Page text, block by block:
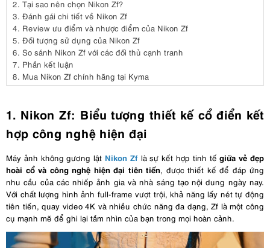
2. Tại sao nên chọn Nikon Zf?
3. Đánh gái chi tiết về Nikon Zf
4. Review ưu điểm và nhược điểm của Nikon Zf
5. Đối tượng sử dụng của Nikon Zf
6. So sánh Nikon Zf với các đối thủ cạnh tranh
7. Phần kết luận
8. Mua Nikon Zf chính hãng tại Kyma
1. Nikon Zf: Biểu tượng thiết kế cổ điển kết
hợp công nghệ hiện đại
Máy ảnh không gương lật Nikon Zflà sự kết hợp tinh tếgiữa vẻ đẹp
hoài cổ và công nghệ hiện đại tiên tiến, được thiết kế để đáp ứng
nhu cầu của các nhiếp ảnh gia và nhà sáng tạo nội dung ngày nay.
Với chất lượng hình ảnh full-frame vượt trội, khả năng lấy nét tự động
tiên tiến, quay video 4K và nhiều chức năng đa dạng, Zf là một công
cụ mạnh mẽ để ghi lại tầm nhìn của bạn trong mọi hoàn cảnh.